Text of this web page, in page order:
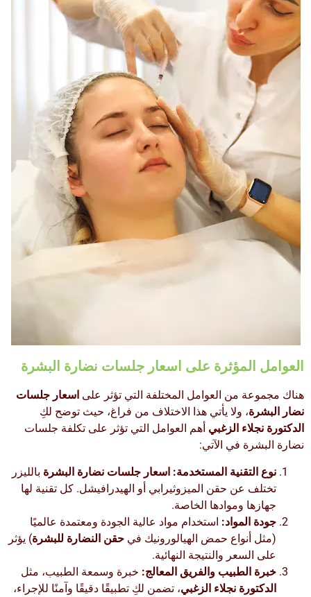
العوامل المؤثرة على اسعار جلسات نضارة البشرة
هناك مجموعة من العوامل المختلفة التي تؤثر على اسعار جلسات
نضار البشرة، ولا يأتي هذا الاختلاف من فراغ، حيث توضح لكِ
الدكتورة نجلاء الزغبي أهم العوامل التي تؤثر على تكلفة جلسات
نضارة البشرة في الآتي:
نوع التقنية المستخدمة: اسعار جلسات نضارة البشرة بالليزر
تختلف عن حقن الميزوثيرابي أو الهيدرافيشل. كل تقنية لها
جهازها وموادها الخاصة.
جودة المواد: استخدام مواد عالية الجودة ومعتمدة عالميًا
(مثل أنواع حمض الهيالورونيك في حقن النضارة للبشرة) يؤثر
على السعر والنتيجة النهائية.
خبرة الطبيب والفريق المعالج: خبرة وسمعة الطبيب، مثل
الدكتورة نجلاء الزغبي، تضمن لكِ تطبيقًا دقيقًا وآمنًا للإجراء،